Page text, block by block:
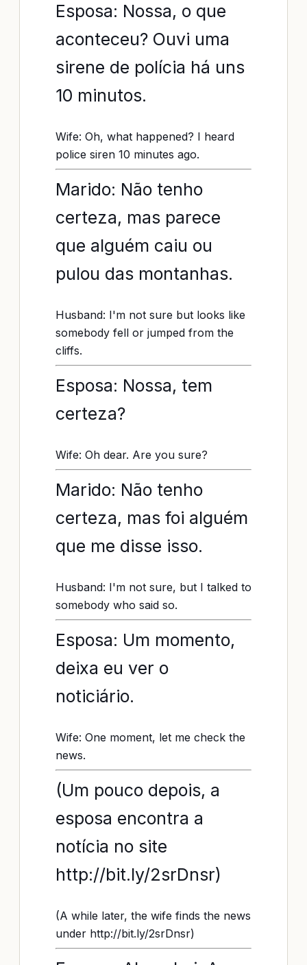
Esposa: Nossa, o que
aconteceu? Ouvi uma
sirene de polícia há uns
10 minutos.
Wife: Oh, what happened? I heard
police siren 10 minutes ago.
Marido: Não tenho
certeza, mas parece
que alguém caiu ou
pulou das montanhas.
Husband: I'm not sure but looks like
somebody fell or jumped from the
cliffs.
Esposa: Nossa, tem
certeza?
Wife: Oh dear. Are you sure?
Marido: Não tenho
certeza, mas foi alguém
que me disse isso.
Husband: I'm not sure, but I talked to
somebody who said so.
Esposa: Um momento,
deixa eu ver o
noticiário.
Wife: One moment, let me check the
news.
(Um pouco depois, a
esposa encontra a
notícia no site
http://bit.ly/2srDnsr)
(A while later, the wife finds the news
under http://bit.ly/2srDnsr)